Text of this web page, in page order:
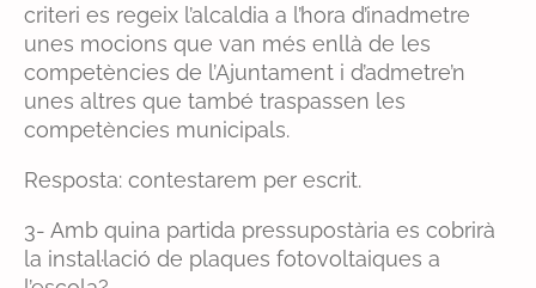
criteri es regeix l’alcaldia a l’hora d’inadmetre
unes mocions que van més enllà de les
competències de l’Ajuntament i d’admetre’n
unes altres que també traspassen les
competències municipals.
Resposta: contestarem per escrit.
3- Amb quina partida pressupostària es cobrirà
la instal·lació de plaques fotovoltaiques a